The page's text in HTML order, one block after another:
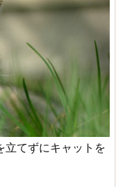
てずにキャットを